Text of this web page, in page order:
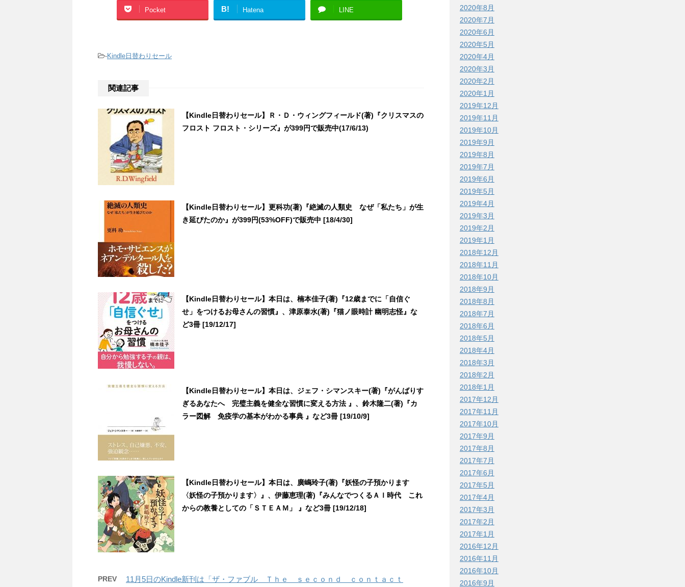
Pocket B! Hatena LINE
-Kindle日替わりセール
関連記事
【Kindle日替わりセール】Ｒ・Ｄ・ウィングフィールド(著)『クリスマスの
フロスト フロスト・シリーズ』が399円で販売中(17/6/13)
【Kindle日替わりセール】更科功(著)『絶滅の人類史 なぜ「私たち」が生
き延びたのか』が399円(53%OFF)で販売中 [18/4/30]
【Kindle日替わりセール】本日は、楠本佳子(著)『12歳までに「自信ぐ
せ」をつけるお母さんの習慣』、津原泰水(著)『猫ノ眼時計 幽明志怪』な
ど3冊 [19/12/17]
【Kindle日替わりセール】本日は、ジェフ・シマンスキー(著)『がんばりす
ぎるあなたへ 完璧主義を健全な習慣に変える方法 』、鈴木隆二(著)『カ
ラー図解 免疫学の基本がわかる事典 』など3冊 [19/10/9]
【Kindle日替わりセール】本日は、廣嶋玲子(著)『妖怪の子預かります
〈妖怪の子預かります〉』、伊藤恵理(著)『みんなでつくるＡＩ時代 これ
からの教養としての「ＳＴＥＡＭ」 』など3冊 [19/12/18]
PREV 11月5日のKindle新刊は「ザ・ファブル Ｔｈｅ ｓｅｃｏｎｄ ｃｏｎｔａｃｔ
2020年8月
2020年7月
2020年6月
2020年5月
2020年4月
2020年3月
2020年2月
2020年1月
2019年12月
2019年11月
2019年10月
2019年9月
2019年8月
2019年7月
2019年6月
2019年5月
2019年4月
2019年3月
2019年2月
2019年1月
2018年12月
2018年11月
2018年10月
2018年9月
2018年8月
2018年7月
2018年6月
2018年5月
2018年4月
2018年3月
2018年2月
2018年1月
2017年12月
2017年11月
2017年10月
2017年9月
2017年8月
2017年7月
2017年6月
2017年5月
2017年4月
2017年3月
2017年2月
2017年1月
2016年12月
2016年11月
2016年10月
2016年9月